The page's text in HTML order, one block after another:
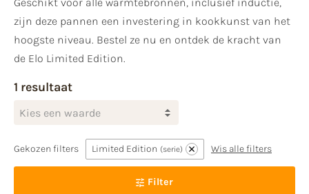
zijn deze pannen een investering in kookkunst van het
hoogste niveau. Bestel ze nu en ontdek de kracht van
de Elo Limited Edition.
1 resultaat
Kies een waarde
Gekozen filters Limited Edition serie Wis alle filters
Filter